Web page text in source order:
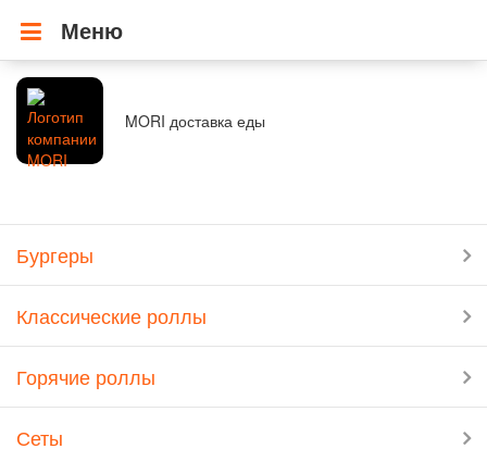
Меню
MORI доставка еды
Бургеры
Классические роллы
Горячие роллы
Сеты